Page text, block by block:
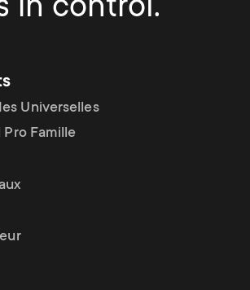
in control.
Universelles
Famille